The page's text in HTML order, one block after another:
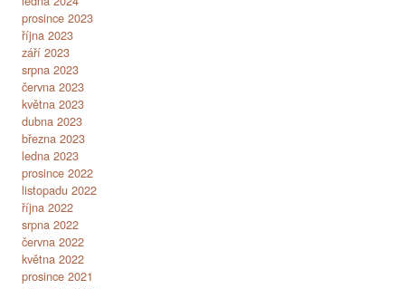
prosince 2023
října 2023
září 2023
srpna 2023
června 2023
května 2023
dubna 2023
března 2023
ledna 2023
prosince 2022
listopadu 2022
října 2022
srpna 2022
června 2022
května 2022
prosince 2021